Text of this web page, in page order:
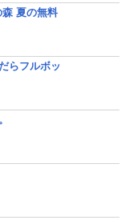
夏の無料
らフルボッ